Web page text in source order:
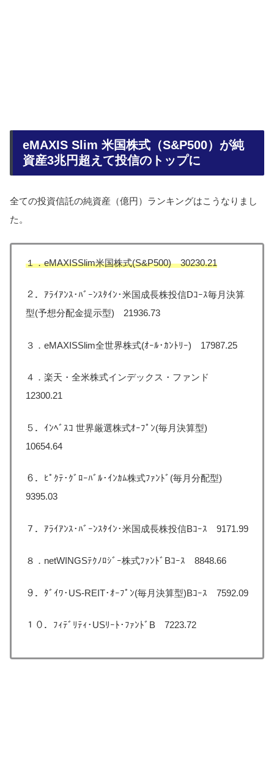
eMAXIS Slim 米国株式（S&P500）が純
資産3兆円超えて投信のトップに
全ての投資信託の純資産（億円）ランキングはこうなりまし
た。
１．eMAXISSlim米国株式(S&P500) 30230.21
２．ｱﾗｲｱﾝｽ･ﾊﾞｰﾝｽﾀｲﾝ･米国成長株投信Dｺｰｽ毎月決算
型(予想分配金提示型) 21936.73
３．eMAXISSlim全世界株式(ｵｰﾙ･ｶﾝﾄﾘｰ) 17987.25
４．楽天・全米株式インデックス・ファンド
12300.21
５．ｲﾝﾍﾞｽｺ 世界厳選株式ｵｰﾌﾟﾝ(毎月決算型)
10654.64
６．ﾋﾟｸﾃ･ｸﾞﾛｰﾊﾞﾙ･ｲﾝｶﾑ株式ﾌｧﾝﾄﾞ(毎月分配型)
9395.03
７．ｱﾗｲｱﾝｽ･ﾊﾞｰﾝｽﾀｲﾝ･米国成長株投信Bｺｰｽ 9171.99
８．netWINGSﾃｸﾉﾛｼﾞｰ株式ﾌｧﾝﾄﾞBｺｰｽ 8848.66
９．ﾀﾞｲﾜ･US-REIT･ｵｰﾌﾟﾝ(毎月決算型)Bｺｰｽ 7592.09
１０．ﾌｨﾃﾞﾘﾃｨ･USﾘｰﾄ･ﾌｧﾝﾄﾞB 7223.72